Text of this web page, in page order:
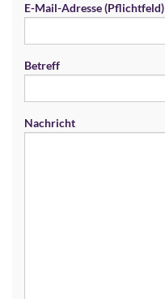
E-Mail-Adresse (Pflichtfeld)
Betreff
Nachricht